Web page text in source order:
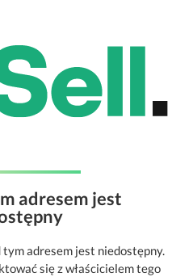
adresem jest
adresem jest niedostępny.
się z właścicielem tego